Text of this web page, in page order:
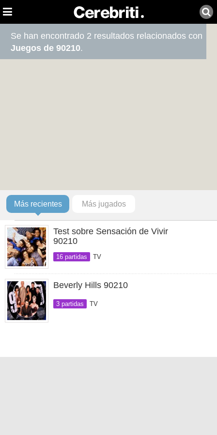
Se han encontrado 2 resultados relacionados con
Juegos de 90210.
Más recientes Más jugados
Test sobre Sensación de Vivir
90210
16 partidas TV
Beverly Hills 90210
3 partidas TV